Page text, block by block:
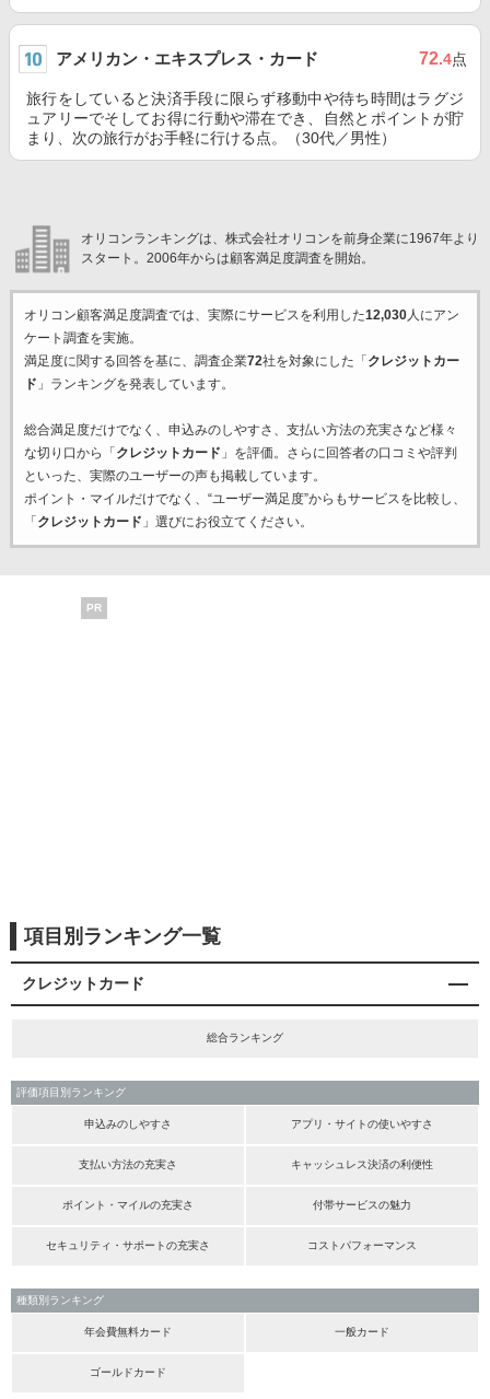
アメリカン・エキスプレス・カード 72.4点
旅行をしていると決済手段に限らず移動中や待ち時間はラグジ
ュアリーでそしてお得に行動や滞在でき、自然とポイントが貯
まり、次の旅行がお手軽に行ける点。（30代／男性）
オリコンランキングは、株式会社オリコンを前身企業に1967年より
スタート。2006年からは顧客満足度調査を開始。
オリコン顧客満足度調査では、実際にサービスを利用した12,030人にアン
ケート調査を実施。
満足度に関する回答を基に、調査企業72社を対象にした「 クレジットカー
ド 」ランキングを発表しています。
総合満足度だけでなく、申込みのしやすさ、支払い方法の充実さなど様々
な切り口から「 クレジットカード 」を評価。さらに回答者の口コミや評判
といった、実際のユーザーの声も掲載しています。
ポイント・マイルだけでなく、“ユーザー満足度”からもサービスを比較し、
「 クレジットカード 」選びにお役立てください。
PR
項目別ランキング一覧
クレジットカード
総合ランキング
評価項目別ランキング
申込みのしやすさ アプリ・サイトの使いやすさ
支払い方法の充実さ キャッシュレス決済の利便性
ポイント・マイルの充実さ 付帯サービスの魅力
セキュリティ・サポートの充実さ コストパフォーマンス
種類別ランキング
年会費無料カード 一般カード
ゴールドカード